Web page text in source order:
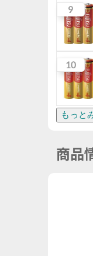
9
10
もっと
商品